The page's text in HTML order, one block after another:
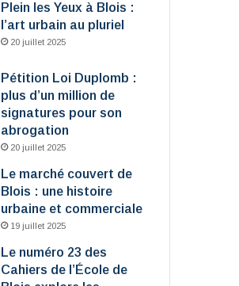
Plein les Yeux à Blois :
l’art urbain au pluriel
20 juillet 2025
Pétition Loi Duplomb :
plus d’un million de
signatures pour son
abrogation
20 juillet 2025
Le marché couvert de
Blois : une histoire
urbaine et commerciale
19 juillet 2025
Le numéro 23 des
Cahiers de l’École de